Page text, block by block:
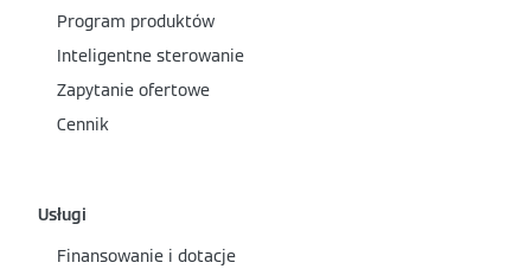
Program produktów
Inteligentne sterowanie
Zapytanie ofertowe
Cennik
Usługi
Finansowanie i dotacje